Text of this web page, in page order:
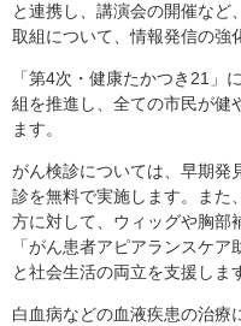
と連携し、講演会の開催など
取組について、情報発信の強
「第4次・健康たかつき21」
組を推進し、全ての市民が健
ます。
がん検診については、早期発
診を無料で実施します。また
方に対して、ウィッグや胸部
「がん患者アピアランスケ
と社会生活の両立を支援しま
白血病などの血液疾患の治療